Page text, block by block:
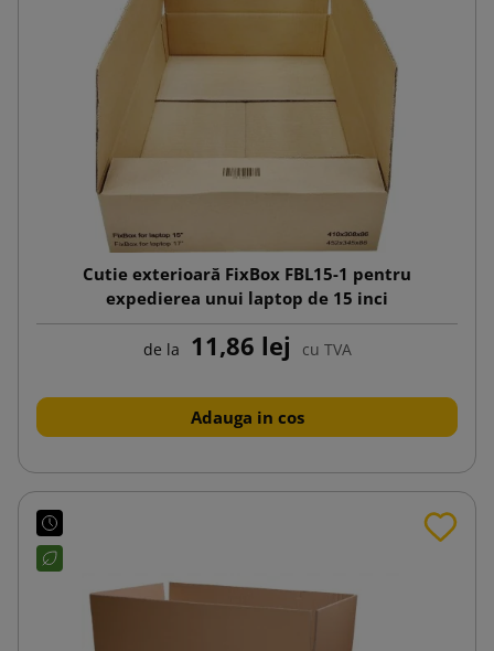
Cutie exterioară FixBox FBL15-1 pentru
expedierea unui laptop de 15 inci
de la 11,86 lej cu TVA
Adauga in cos